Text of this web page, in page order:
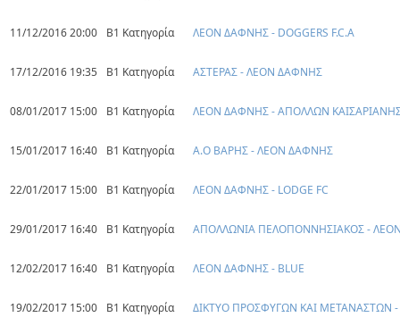
11/12/2016 20:00 Β1 Κατηγορία ΛΕΟΝ ΔΑΦΝΗΣ - DOGGERS F.C.A
17/12/2016 19:35 Β1 Κατηγορία ΑΣΤΕΡΑΣ - ΛΕΟΝ ΔΑΦΝΗΣ
08/01/2017 15:00 Β1 Κατηγορία ΛΕΟΝ ΔΑΦΝΗΣ - ΑΠΟΛΛΩΝ
15/01/2017 16:40 Β1 Κατηγορία Α.Ο ΒΑΡΗΣ - ΛΕΟΝ ΔΑΦΝΗΣ
22/01/2017 15:00 Β1 Κατηγορία ΛΕΟΝ ΔΑΦΝΗΣ - LODGE FC
29/01/2017 16:40 Β1 Κατηγορία ΑΠΟΛΛΩΝΙΑ ΠΕΛΟΠΟΝΝΗΣΙΑΚΟΣ -
12/02/2017 16:40 Β1 Κατηγορία ΛΕΟΝ ΔΑΦΝΗΣ - BLUE
19/02/2017 15:00 Β1 Κατηγορία ΔΙΚΤΥΟ ΠΡΟΣΦΥΓΩΝ ΚΑΙ ΜΕΤΑΝΑΣΤΩΝ